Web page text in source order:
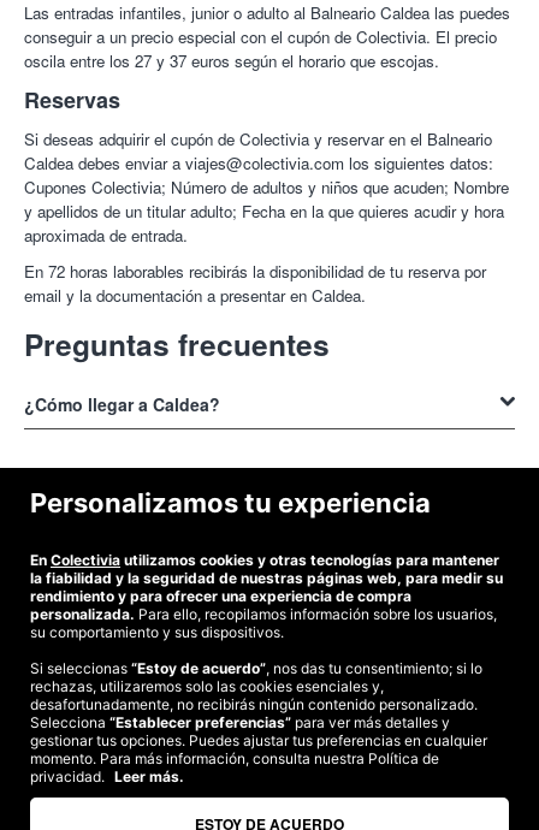
Las entradas infantiles, junior o adulto al Balneario Caldea las puedes
conseguir a un precio especial con el cupón de Colectivia. El precio
oscila entre los 27 y 37 euros según el horario que escojas.
Reservas
Si deseas adquirir el cupón de Colectivia y reservar en el Balneario
Caldea debes enviar a viajes@colectivia.com los siguientes datos:
Cupones Colectivia; Número de adultos y niños que acuden; Nombre
y apellidos de un titular adulto; Fecha en la que quieres acudir y hora
aproximada de entrada.
En 72 horas laborables recibirás la disponibilidad de tu reserva por
email y la documentación a presentar en Caldea.
Preguntas frecuentes
¿Cómo llegar a Caldea?
Puedes llegar alBalneario Caldeaen coche, metro o tren.
¿Cómo conseguir una oferta para Caldea?
infantiles, junior o adultos enBalneario Caldea.
¿Cuánto cuestan las entradas a Caldea?
El precio de las entradas en elBalneario Caldea
oscila entre 27 y 37
©2026 Colectivia
Términos y condiciones|Política de privacidad|Política de cookies
Estudio turismo de verano 2020
Personalizamos tu experiencia
En Colectivia utilizamos cookies y otras tecnologías para mantener
la fiabilidad y la seguridad de nuestras páginas web, para medir su
rendimiento y para ofrecer una experiencia de compra
personalizada. Para ello, recopilamos información sobre los usuarios,
su comportamiento y sus dispositivos.
Si seleccionas “Estoy de acuerdo”, nos das tu consentimiento; si lo
rechazas, utilizaremos solo las cookies esenciales y,
desafortunadamente, no recibirás ningún contenido personalizado.
Selecciona “Establecer preferencias” para ver más detalles y
gestionar tus opciones. Puedes ajustar tus preferencias en cualquier
momento. Para más información, consulta nuestra Política de
privacidad. Leer más.
ESTOY DE ACUERDO